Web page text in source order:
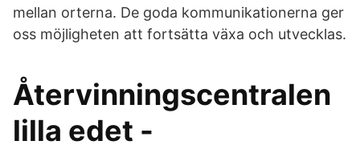
mellan orterna. De goda kommunikationerna ger
oss möjligheten att fortsätta växa och utvecklas.
Återvinningscentralen
lilla edet -